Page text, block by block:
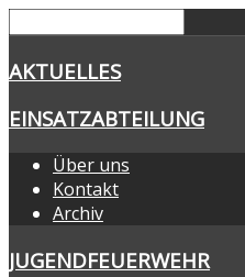
AKTUELLES
EINSATZABTEILUNG
Über uns
Kontakt
Archiv
JUGENDFEUERWEHR